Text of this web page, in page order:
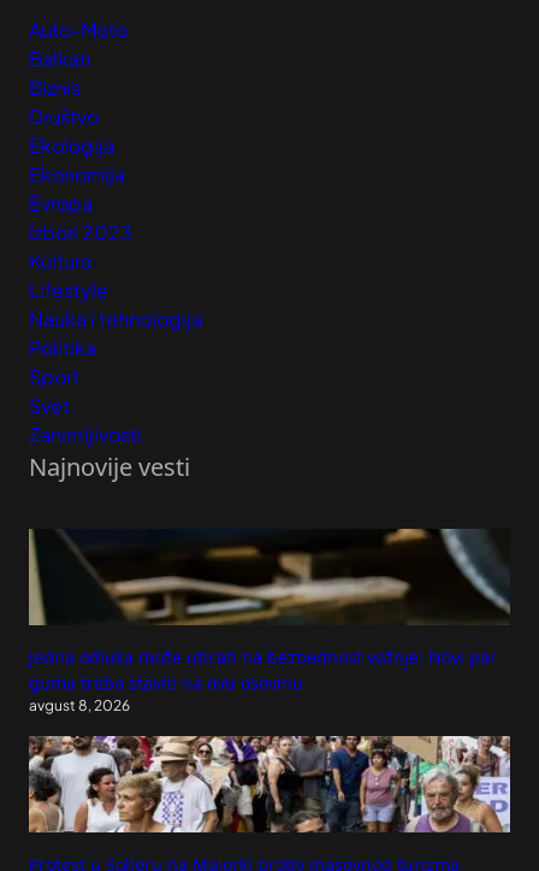
Auto-Moto
Balkan
Biznis
Društvo
Ekologija
Ekonomija
Evropa
Izbori 2023
Kultura
Lifestyle
Nauka i tehnologija
Politika
Sport
Svet
Zanimljivosti
Najnovije vesti
Jedna odluka može uticati na bezbednost vožnje: Novi par
guma treba staviti na ovu osovinu
avgust 8, 2026
Protest u Soljeru na Majorki protiv masovnog turizma